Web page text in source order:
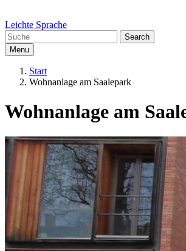
Leichte Sprache
Search
Menu
Start
Wohnanlage am Saalepark
Wohnanlage am